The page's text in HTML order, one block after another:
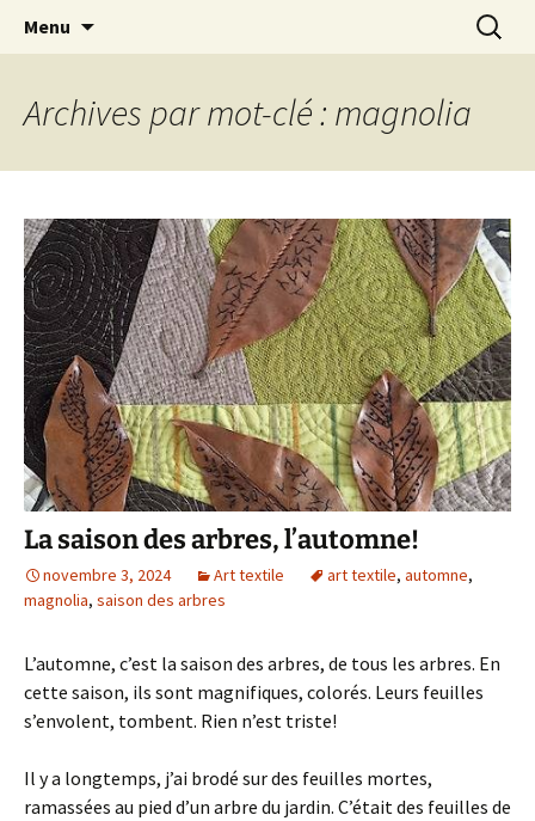
filsetcrayons
Le blog de Sophie A
Menu
Archives par mot-clé : magnolia
La saison des arbres, l’automne!
novembre 3, 2024 Art textile art textile, automne,
magnolia, saison des arbres
L’automne, c’est la saison des arbres, de tous les arbres. En
cette saison, ils sont magnifiques, colorés. Leurs feuilles
s’envolent, tombent. Rien n’est triste!
Il y a longtemps, j’ai brodé sur des feuilles mortes,
ramassées au pied d’un arbre du jardin. C’était des feuilles de